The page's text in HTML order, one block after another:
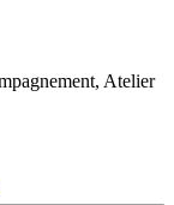
Atelier